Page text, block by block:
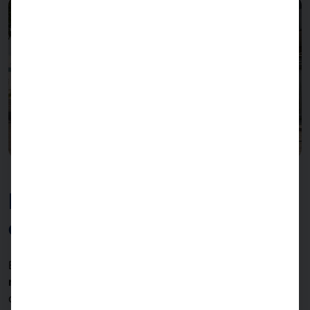
Máxima eficacia y facilidad
de uso
El terminal consta de
resolución
camiones. Las pantallas permiten una comunicación